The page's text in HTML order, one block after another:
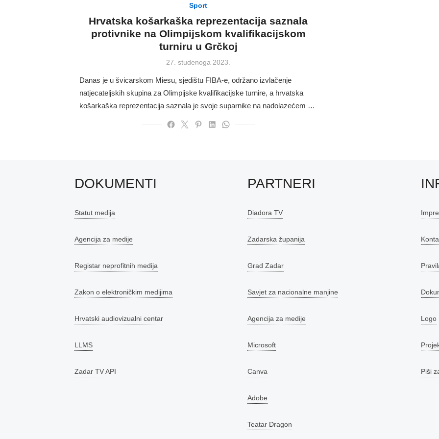
Sport
Hrvatska košarkaška reprezentacija saznala
protivnike na Olimpijskom kvalifikacijskom
turniru u Grčkoj
Posted
27. studenoga 2023.
Danas je u švicarskom Miesu, sjedištu FIBA-e, održano izvlačenje
natjecateljskih skupina za Olimpijske kvalifikacijske turnire, a hrvatska
košarkaška reprezentacija saznala je svoje suparnike na nadolazećem …
DOKUMENTI
Statut medija
Agencija za medije
Registar neprofitnih medija
Zakon o elektroničkim medijima
Hrvatski audiovizualni centar
LLMS
Zadar TV API
PARTNERI
Diadora TV
Zadarska županija
Grad Zadar
Savjet za nacionalne manjine
Agencija za medije
Microsoft
Canva
Adobe
Teatar Dragon
Logo
Piši